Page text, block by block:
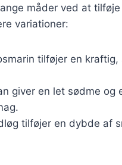
måder ved at
variationer:
tilføjer en
giver en let sødme og
tilføjer en dybde af